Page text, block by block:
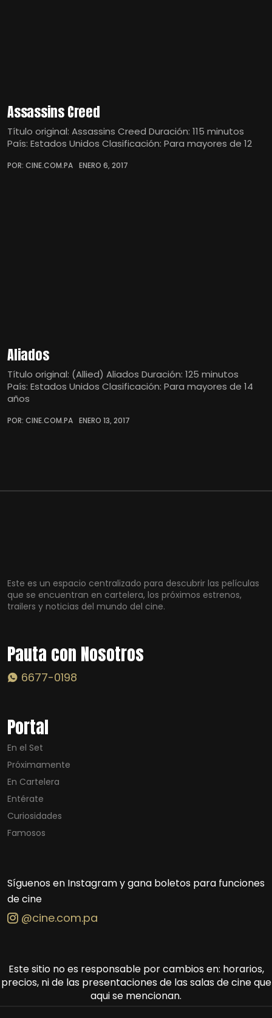
Assassins Creed
Título original: Assassins Creed Duración: 115 minutos
País: Estados Unidos Clasificación: Para mayores de 12
POR: CINE.COM.PA ENERO 6, 2017
Aliados
Título original: (Allied) Aliados Duración: 125 minutos
País: Estados Unidos Clasificación: Para mayores de 14
años
POR: CINE.COM.PA ENERO 13, 2017
Este es un espacio centralizado para descubrir las películas
que se encuentran en cartelera, los próximos estrenos,
trailers y noticias del mundo del cine.
Pauta con Nosotros
6677-0198
Portal
En el Set
Próximamente
En Cartelera
Entérate
Curiosidades
Famosos
Síguenos en Instagram y gana boletos para funciones
de cine
@cine.com.pa
Este sitio no es responsable por cambios en: horarios,
precios, ni de las presentaciones de las salas de cine que
aqui se mencionan.